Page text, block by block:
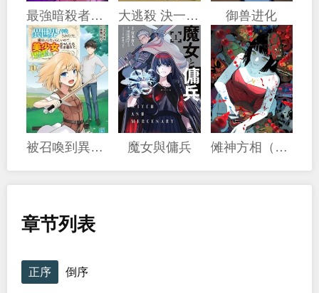
最強暗殺者異世界轉移 大逃殺 決一鼠戰 御兽进化
被召喚到異世界卻不被需要的我，帶着美少女，在兩邊樂呵地來回生活 魔女與傭兵 傩神方相（我有一座怪物研究所）
章节列表
正序 倒序